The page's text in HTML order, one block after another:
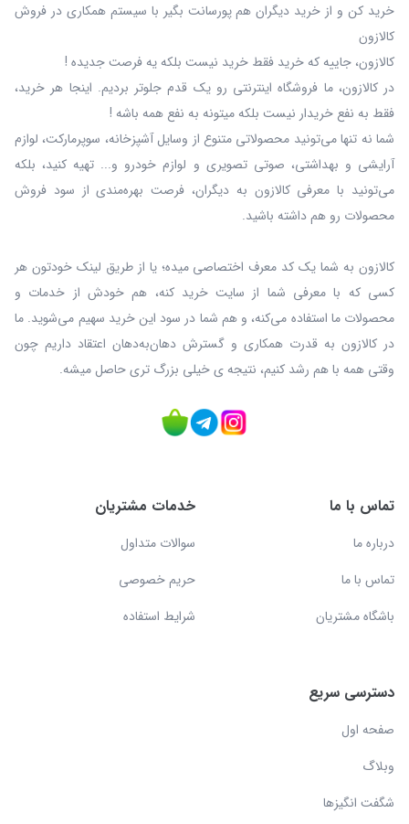
خرید کن و از خرید دیگران هم پورسانت بگیر با سیستم همکاری در فروش
کالازون
کالازون، جاییه که خرید فقط خرید نیست بلکه یه فرصت جدیده !
در کالازون، ما فروشگاه اینترنتی رو یک قدم جلوتر بردیم. اینجا هر خرید،
فقط به نفع خریدار نیست بلکه میتونه به نفع همه باشه !
شما نه‌ تنها می‌تونید محصولاتی متنوع از وسایل آشپزخانه، سوپرمارکت، لوازم
آرایشی و بهداشتی، صوتی تصویری و لوازم خودرو و... تهیه کنید، بلکه
می‌تونید با معرفی کالازون به دیگران، فرصت بهره‌مندی از سود فروش
محصولات رو هم داشته باشید.
کالازون به شما یک کد معرف اختصاصی میده؛ یا از طریق لینک خودتون هر
کسی که با معرفی شما از سایت خرید کنه، هم خودش از خدمات و
محصولات ما استفاده می‌کنه، و هم شما در سود این خرید سهیم می‌شوید. ما
در کالازون به قدرت همکاری و گسترش دهان‌به‌دهان اعتقاد داریم چون
وقتی همه با هم رشد کنیم، نتیجه ی خیلی بزرگ‌ تری حاصل میشه.
تماس با ما
درباره ما
تماس با ما
باشگاه مشتریان
خدمات مشتریان
سوالات متداول
حریم خصوصی
شرایط استفاده
دسترسی سریع
صفحه اول
وبلاگ
شگفت انگیزها